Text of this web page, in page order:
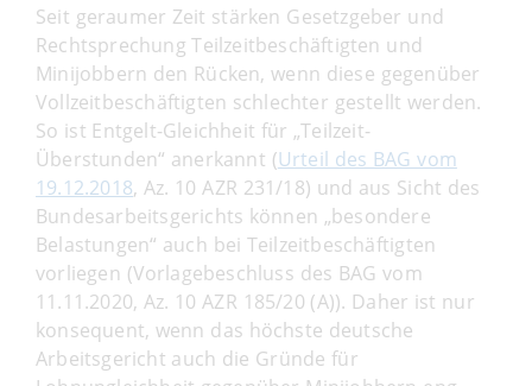
Seit geraumer Zeit stärken Gesetzgeber und
Rechtsprechung Teilzeitbeschäftigten und
Minijobbern den Rücken, wenn diese gegenüber
Vollzeitbeschäftigten schlechter gestellt werden.
So ist Entgelt-Gleichheit für „Teilzeit-
Überstunden“ anerkannt (Urteil des BAG vom
19.12.2018, Az. 10 AZR 231/18) und aus Sicht des
Bundesarbeitsgerichts können „besondere
Belastungen“ auch bei Teilzeitbeschäftigten
vorliegen (Vorlagebeschluss des BAG vom
11.11.2020, Az. 10 AZR 185/20 (A)). Daher ist nur
konsequent, wenn das höchste deutsche
Arbeitsgericht auch die Gründe für